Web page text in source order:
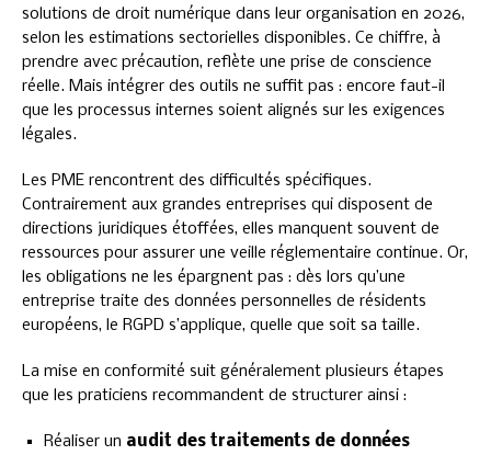
solutions de droit numérique dans leur organisation en 2026,
selon les estimations sectorielles disponibles. Ce chiffre, à
prendre avec précaution, reflète une prise de conscience
réelle. Mais intégrer des outils ne suffit pas : encore faut-il
que les processus internes soient alignés sur les exigences
légales.
Les PME rencontrent des difficultés spécifiques.
Contrairement aux grandes entreprises qui disposent de
directions juridiques étoffées, elles manquent souvent de
ressources pour assurer une veille réglementaire continue. Or,
les obligations ne les épargnent pas : dès lors qu’une
entreprise traite des données personnelles de résidents
européens, le RGPD s’applique, quelle que soit sa taille.
La mise en conformité suit généralement plusieurs étapes
que les praticiens recommandent de structurer ainsi :
Réaliser un audit des traitements de données